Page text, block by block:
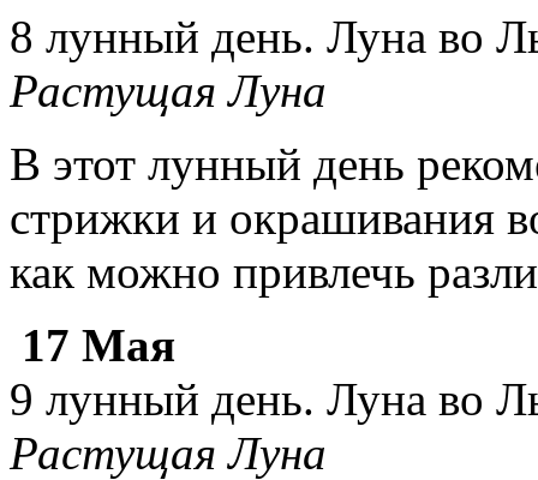
8 лунный день. Луна во
Растущая Луна
В этот лунный день
стрижки и окрашивания
как можно привлечь
17 Мая
9 лунный день. Луна во
Растущая Луна